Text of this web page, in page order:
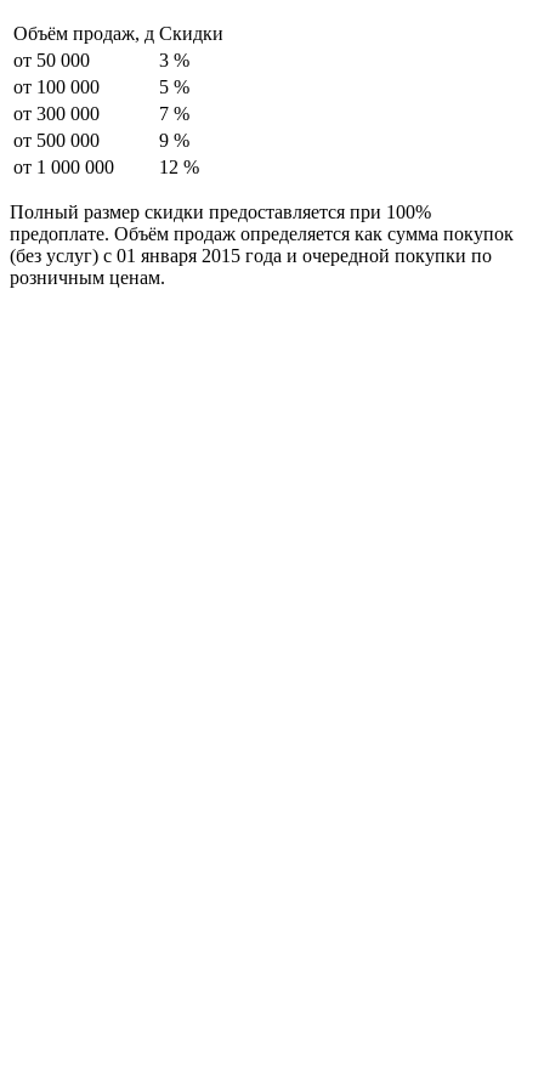
Объём продаж, д Скидки
от 50 000
3 %
от 100 000
5 %
от 300 000
7 %
от 500 000
9 %
от 1 000 000
12 %
Полный размер скидки предоставляется при 100%
предоплате. Объём продаж определяется как сумма покупок
(без услуг) с 01 января 2015 года и очередной покупки по
розничным ценам.